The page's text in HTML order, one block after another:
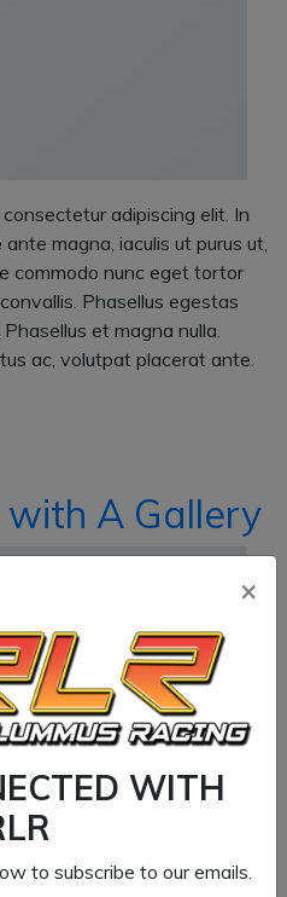
adipiscing elit. In
magna, iaculis ut purus ut,
commodo nunc eget tortor
Phasellus egestas
et magna nulla.
ac, volutpat placerat ante.
A Gallery
×
WITH
to subscribe to our emails.